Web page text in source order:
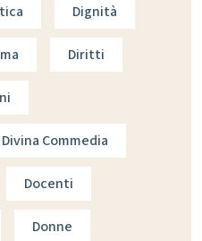
Dignità
Diritti
Divina Commedia
Docenti
Donne